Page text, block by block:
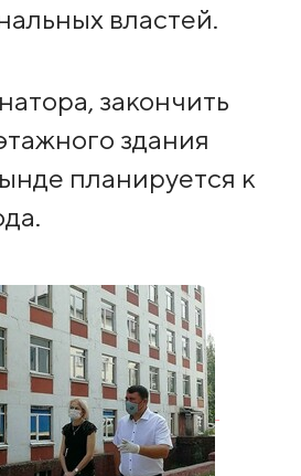
властей.
закончить
здания
планируется к